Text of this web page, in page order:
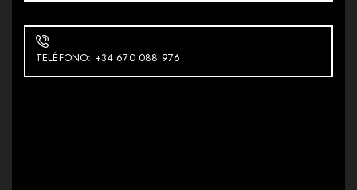
TELÉFONO: +34 670 088 976